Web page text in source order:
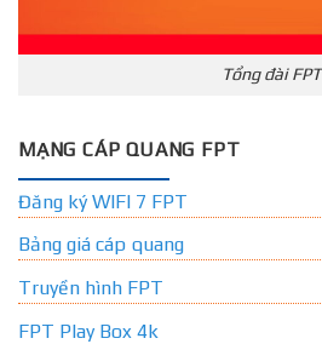
Tổng đài FPT
MẠNG CÁP QUANG FPT
Đăng ký WIFI 7 FPT
Bảng giá cáp quang
Truyền hình FPT
FPT Play Box 4k